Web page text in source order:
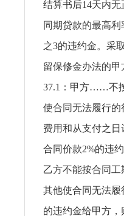
结算书后14天内
同期贷款的最高
之3的违约金。采
留保修金办法的
37.1：甲方……不
使合同无法履行
费用和从支付之
合同价款2%的违
乙方不能按合同
其他使合同无法履
的违约金给甲方，